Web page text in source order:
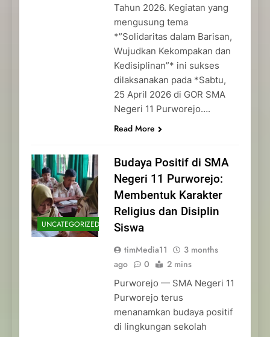
Tahun 2026. Kegiatan yang
mengusung tema
*”Solidaritas dalam Barisan,
Wujudkan Kekompakan dan
Kedisiplinan”* ini sukses
dilaksanakan pada *Sabtu,
25 April 2026 di GOR SMA
Negeri 11 Purworejo….
Read More
UNCATEGORIZED
Budaya Positif di SMA
Negeri 11 Purworejo:
Membentuk Karakter
Religius dan Disiplin
Siswa
timMedia11
3 months
ago
0 2 mins
Purworejo — SMA Negeri 11
Purworejo terus
menanamkan budaya positif
di lingkungan sekolah